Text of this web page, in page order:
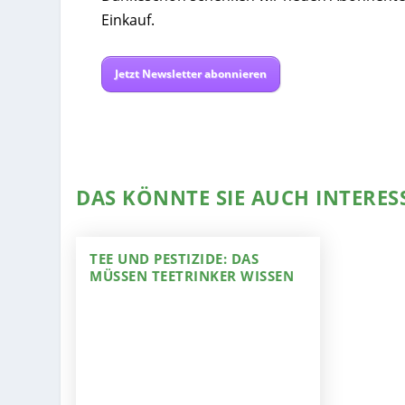
Einkauf.
Jetzt Newsletter abonnieren
DAS KÖNNTE SIE AUCH
TEE UND PESTIZIDE: DAS
MÜSSEN TEETRINKER WISSEN